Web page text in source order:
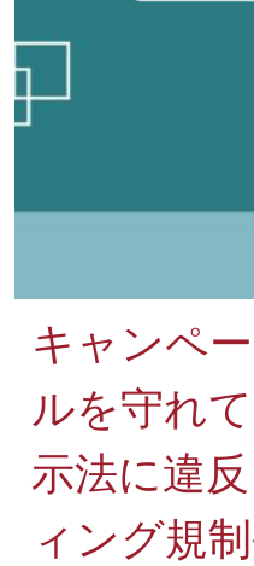
キャンペ
ルを守れ
示法に違
ィング規